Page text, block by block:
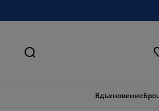
Търсене
Вдъхновение